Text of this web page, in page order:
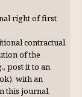
right of first
contractual
of the
post it to an
with an
this journal.